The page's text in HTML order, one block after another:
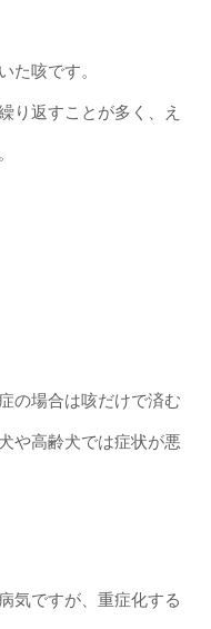
た咳です。
り返すことが多く、え
の場合は咳だけで済む
や高齢犬では症状が悪
気ですが、重症化する